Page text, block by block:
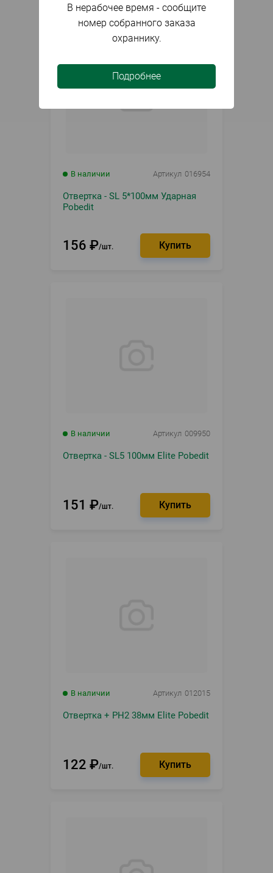
В наличии Артикул 016954
Отвертка - SL 5*100мм Ударная
Pobedit
156 ₽ шт.
В наличии Артикул 009950
Отвертка - SL5 100мм Elite Pobedit
151 ₽ шт.
В наличии Артикул 012015
Отвертка + PH2 38мм Elite Pobedit
122 ₽ шт.
В нерабочее время - сообщите
номер собранного заказа
охраннику.
Подробнее